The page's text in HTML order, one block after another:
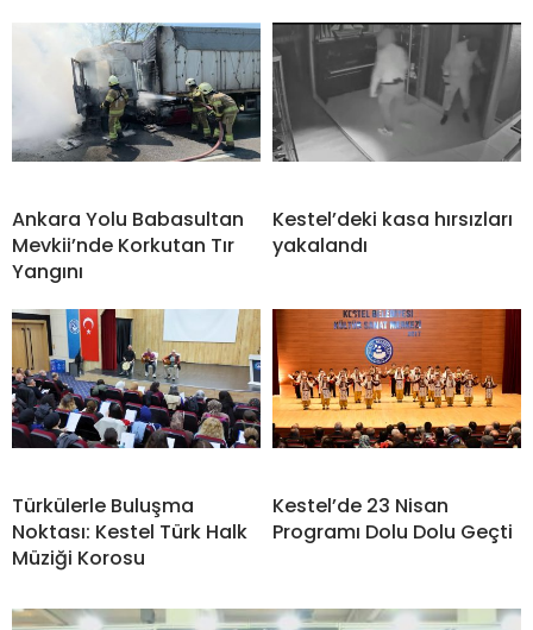
Ankara Yolu Babasultan
Mevkii’nde Korkutan Tır
Yangını
Kestel’deki kasa hırsızları
yakalandı
Türkülerle Buluşma
Noktası: Kestel Türk Halk
Müziği Korosu
Kestel’de 23 Nisan
Programı Dolu Dolu Geçti